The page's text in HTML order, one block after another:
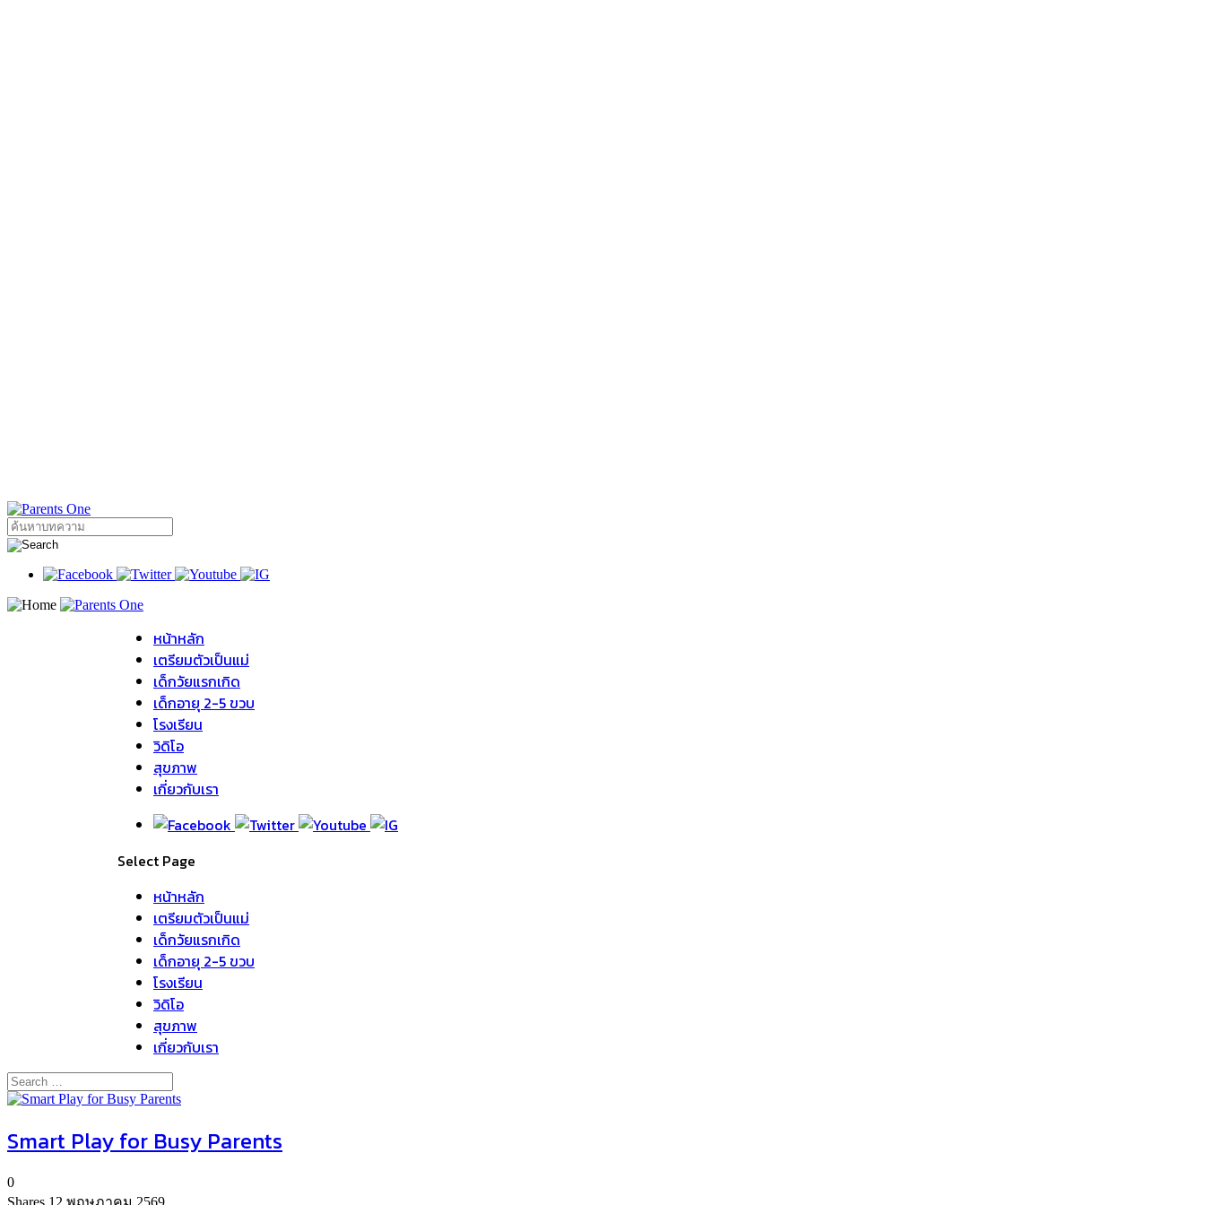
หน้าหลัก
เตรียมตัวเป็นแม่
เด็กวัยแรกเกิด
เด็กอายุ 2-5 ขวบ
โรงเรียน
วิดิโอ
สุขภาพ
เกี่ยวกับเรา
Select Page
หน้าหลัก
เตรียมตัวเป็นแม่
เด็กวัยแรกเกิด
เด็กอายุ 2-5 ขวบ
โรงเรียน
วิดิโอ
สุขภาพ
เกี่ยวกับเรา
Smart Play for Busy Parents
0
Shares 12 พฤษภาคม 2569